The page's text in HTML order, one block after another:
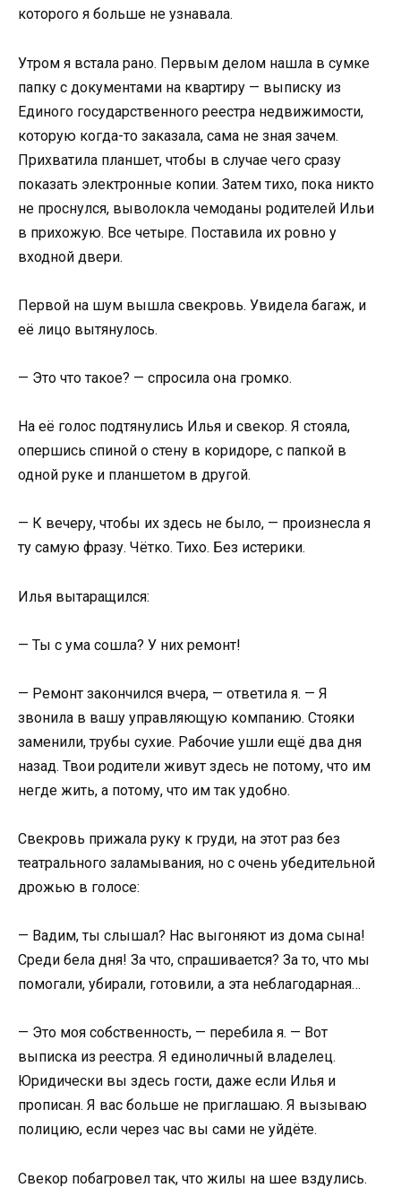
которого я больше не узнавала.
Утром я встала рано. Первым делом нашла в сумке
папку с документами на квартиру — выписку из
Единого государственного реестра недвижимости,
которую когда-то заказала, сама не зная зачем.
Прихватила планшет, чтобы в случае чего сразу
показать электронные копии. Затем тихо, пока никто
не проснулся, выволокла чемоданы родителей Ильи
в прихожую. Все четыре. Поставила их ровно у
входной двери.
Первой на шум вышла свекровь. Увидела багаж, и
её лицо вытянулось.
— Это что такое? — спросила она громко.
На её голос подтянулись Илья и свекор. Я стояла,
опершись спиной о стену в коридоре, с папкой в
одной руке и планшетом в другой.
— К вечеру, чтобы их здесь не было, — произнесла я
ту самую фразу. Чётко. Тихо. Без истерики.
Илья вытаращился:
— Ты с ума сошла? У них ремонт!
— Ремонт закончился вчера, — ответила я. — Я
звонила в вашу управляющую компанию. Стояки
заменили, трубы сухие. Рабочие ушли ещё два дня
назад. Твои родители живут здесь не потому, что им
негде жить, а потому, что им так удобно.
Свекровь прижала руку к груди, на этот раз без
театрального заламывания, но с очень убедительной
дрожью в голосе:
— Вадим, ты слышал? Нас выгоняют из дома сына!
Среди бела дня! За что, спрашивается? За то, что мы
помогали, убирали, готовили, а эта неблагодарная…
— Это моя собственность, — перебила я. — Вот
выписка из реестра. Я единоличный владелец.
Юридически вы здесь гости, даже если Илья и
прописан. Я вас больше не приглашаю. Я вызываю
полицию, если через час вы сами не уйдёте.
Свекор побагровел так, что жилы на шее вздулись.